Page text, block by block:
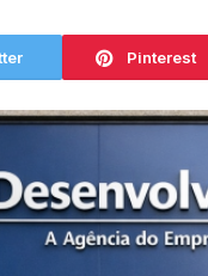
Pinterest